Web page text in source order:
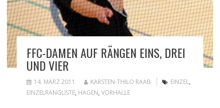
FFC-DAMEN AUF RÄNGEN EINS, DREI
UND VIER
14. MÄRZ 2011 KARSTEN-THILO RAAB EINZEL,
EINZELRANGLISTE, HAGEN, VORHALLE